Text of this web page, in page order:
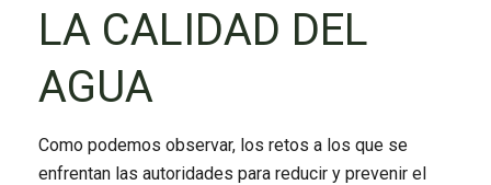
LA CALIDAD DEL
AGUA
Como podemos observar, los retos a los que se
enfrentan las autoridades para reducir y prevenir el